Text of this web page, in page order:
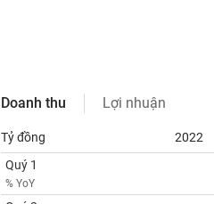
Doanh thu Lợi nhuận
Tỷ đồng 2022
Quý 1
% YoY